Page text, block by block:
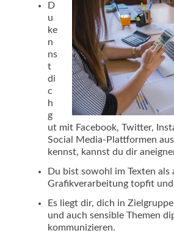
D
u
ke
n
ns
t
di
c
h
g
ut mit Facebook, Twitter,
Social Media-Plattformen
kennst, kannst du dir
Du bist sowohl im Texten als
Grafikverarbeitung topfit
Es liegt dir, dich in
und auch sensible Themen
kommunizieren.